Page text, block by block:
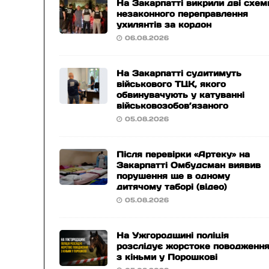
На Закарпатті викрили дві
незаконного переправлення
ухилянтів за кордон
06.08.2026
На Закарпатті судитимуть
військового ТЦК, якого
обвинувачують у катуванні
військовозобов’язаного
05.08.2026
Після перевірки «Артеку» на
Закарпатті Омбудсман виявив
порушення ще в одному
дитячому таборі (відео)
05.08.2026
На Ужгородщині поліція
розслідує жорстоке
з кіньми у Порошкові